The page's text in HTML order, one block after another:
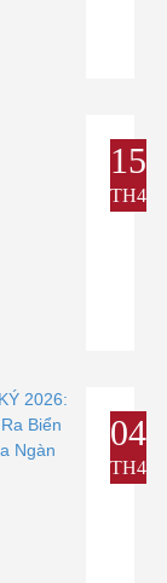
15
TH4
04
TH4